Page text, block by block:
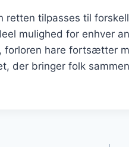
retten tilpasses til
mulighed for enhver
forloren hare fortsætter
der bringer folk